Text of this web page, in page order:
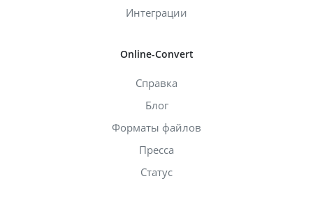
Интеграции
Online-Convert
Справка
Блог
Форматы файлов
Пресса
Статус